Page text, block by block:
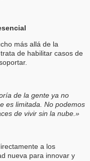
más allá de la
de habilitar casos de
de la gente ya no
es limitada. No podemos
de vivir sin la nube.»
a los
nueva para innovar y